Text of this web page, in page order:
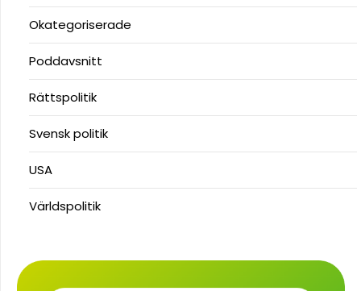
Okategoriserade
Poddavsnitt
Rättspolitik
Svensk politik
USA
Världspolitik